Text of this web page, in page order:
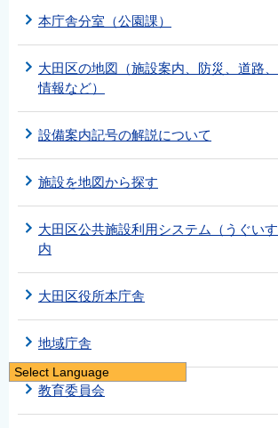
本庁舎分室（公園課）
大田区の地図（施設案内、防災、道路
情報など）
設備案内記号の解説について
施設を地図から探す
大田区公共施設利用システム（うぐい
内
大田区役所本庁舎
地域庁舎
教育委員会
Select Language
日本語